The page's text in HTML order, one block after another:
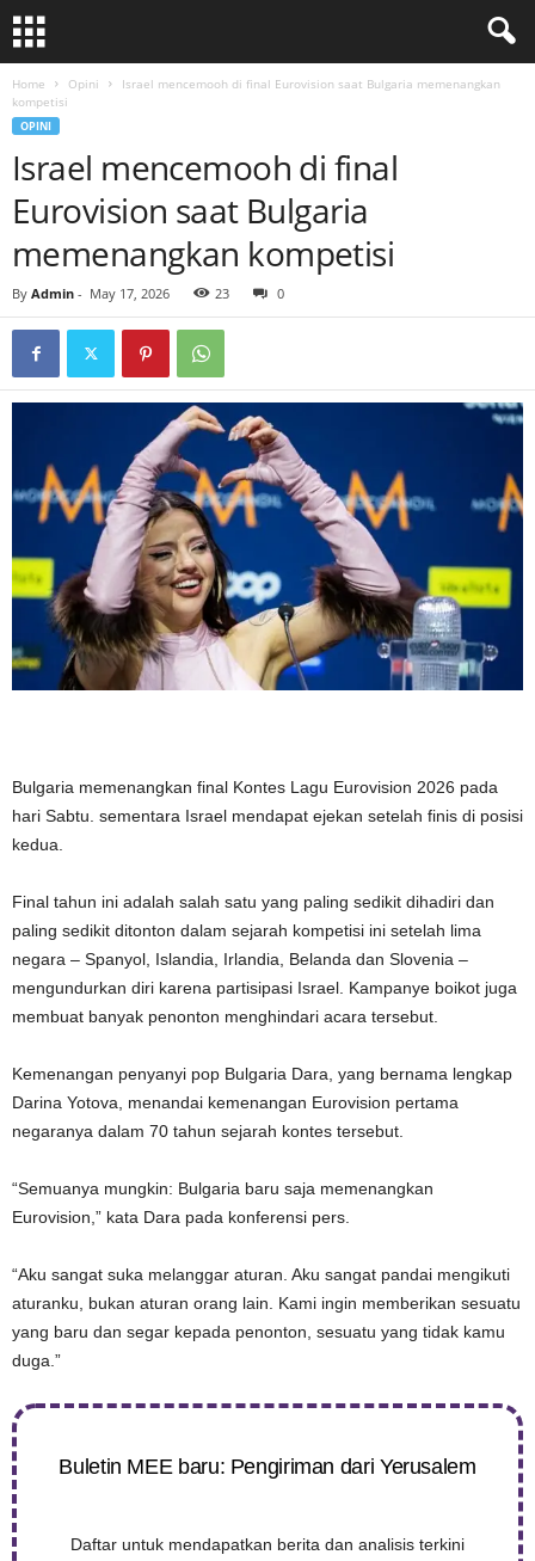
Home Opini
Israel mencemooh di final Eurovision saat Bulgaria memenangkan
kompetisi
OPINI
Israel mencemooh di final
Eurovision saat Bulgaria
memenangkan kompetisi
By Admin - May 17, 2026 23 0
Bulgaria memenangkan final Kontes Lagu Eurovision 2026 pada
hari Sabtu. sementara Israel mendapat ejekan setelah finis di posisi
kedua.
Final tahun ini adalah salah satu yang paling sedikit dihadiri dan
paling sedikit ditonton dalam sejarah kompetisi ini setelah lima
negara – Spanyol, Islandia, Irlandia, Belanda dan Slovenia –
mengundurkan diri karena partisipasi Israel. Kampanye boikot juga
membuat banyak penonton menghindari acara tersebut.
Kemenangan penyanyi pop Bulgaria Dara, yang bernama lengkap
Darina Yotova, menandai kemenangan Eurovision pertama
negaranya dalam 70 tahun sejarah kontes tersebut.
“Semuanya mungkin: Bulgaria baru saja memenangkan
Eurovision,” kata Dara pada konferensi pers.
“Aku sangat suka melanggar aturan. Aku sangat pandai mengikuti
aturanku, bukan aturan orang lain. Kami ingin memberikan sesuatu
yang baru dan segar kepada penonton, sesuatu yang tidak kamu
duga.”
Buletin MEE baru: Pengiriman dari Yerusalem
Daftar untuk mendapatkan berita dan analisis terkini